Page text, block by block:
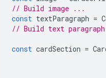
// Build image ...
const textParagraph =
// Build text
const cardSection =